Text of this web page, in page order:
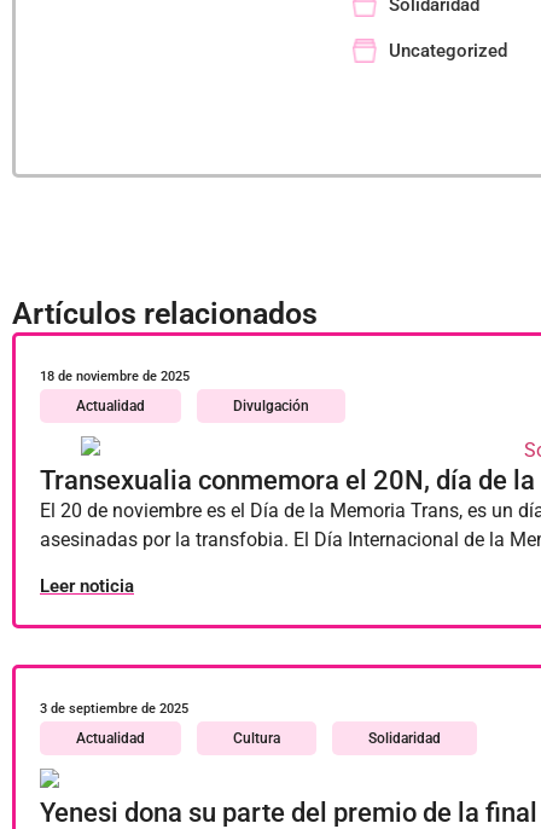
Solidaridad
Uncategorized
Artículos relacionados
18 de noviembre de 2025
Actualidad Divulgación
Transexualia conmemora el 20N, día de
El 20 de noviembre es el Día de la Memoria Trans, es un
asesinadas por la transfobia. El Día Internacional de la
Leer noticia
3 de septiembre de 2025
Actualidad Cultura Solidaridad
Yenesi dona su parte del premio de la